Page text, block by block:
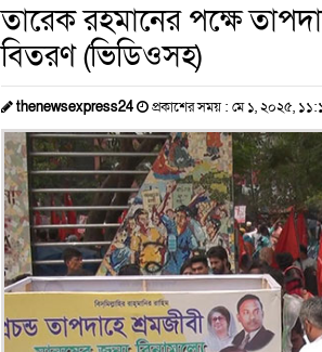
তারেক রহমানের পক্ষে
বিতরণ (ভিডিওসহ)
thenewsexpress24 প্রকাশের সময় : মে ১, ২০২৫,